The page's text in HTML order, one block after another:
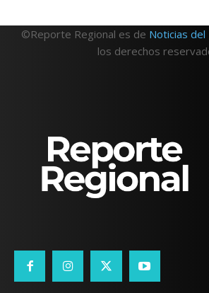
©Reporte Regional es de Noticias del
los derechos